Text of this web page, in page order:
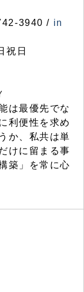
3940 / in
祝日
は最優先でな
利便性を求め
か、私共は単
けに留まる事
築」を常に心